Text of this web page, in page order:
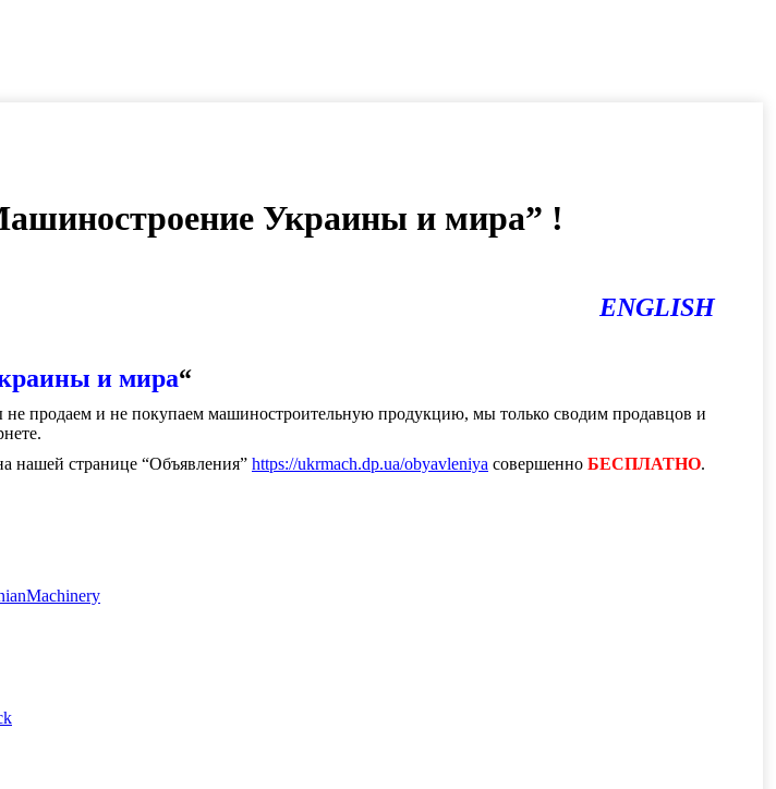
Украины и мира” !
ENGLISH
и мира“
продаем и не покупаем машиностроительную продукцию, мы только сводим продавцов и
нашей странице “Объявления” https://ukrmach.dp.ua/obyavleniya совершенно БЕСПЛАТНО.